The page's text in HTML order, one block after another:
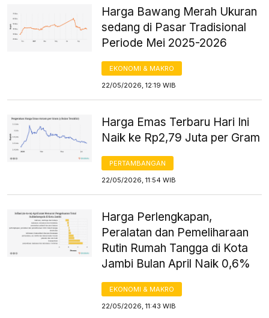
Harga Bawang Merah Ukuran
sedang di Pasar Tradisional
Periode Mei 2025-2026
EKONOMI & MAKRO
22/05/2026, 12:19 WIB
Harga Emas Terbaru Hari Ini
Naik ke Rp2,79 Juta per Gram
PERTAMBANGAN
22/05/2026, 11:54 WIB
Harga Perlengkapan,
Peralatan dan Pemeliharaan
Rutin Rumah Tangga di Kota
Jambi Bulan April Naik 0,6%
EKONOMI & MAKRO
22/05/2026, 11:43 WIB